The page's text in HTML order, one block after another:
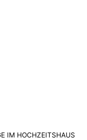
IM HOCHZEITSHAUS